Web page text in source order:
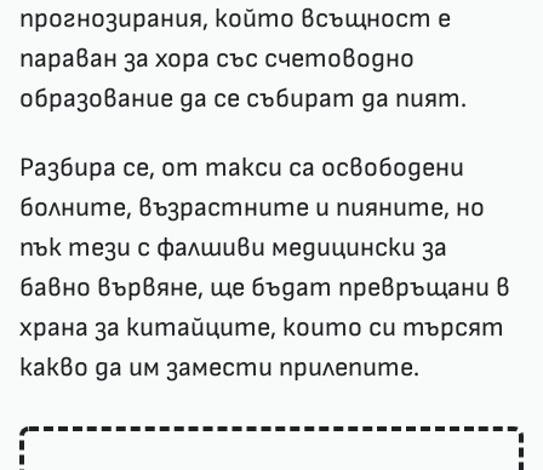
прогнозирания, който всъщност е
параван за хора със счетоводно
образование да се събират да пият.
Разбира се, от такси са освободени
болните, възрастните и пияните, но
пък тези с фалшиви медицински за
бавно вървяне, ще бъдат превръщани в
храна за китайците, които си търсят
какво да им замести прилепите.